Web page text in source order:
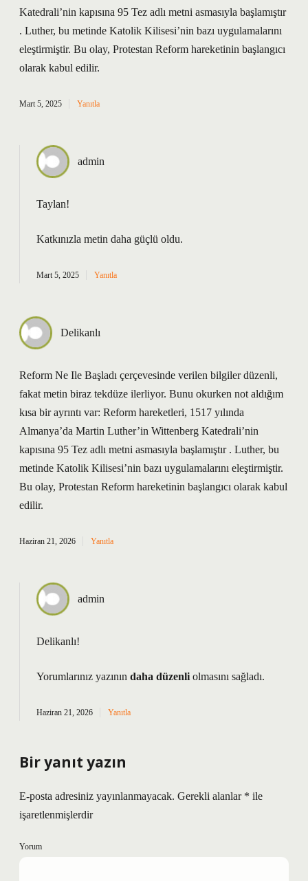
Katedrali’nin kapısına 95 Tez adlı metni asmasıyla başlamıştır
. Luther, bu metinde Katolik Kilisesi’nin bazı uygulamalarını
eleştirmiştir. Bu olay, Protestan Reform hareketinin başlangıcı
olarak kabul edilir.
Mart 5, 2025 Yanıtla
admin
Taylan!
Katkınızla metin daha güçlü oldu.
Mart 5, 2025 Yanıtla
Delikanlı
Reform Ne Ile Başladı çerçevesinde verilen bilgiler düzenli,
fakat metin biraz tekdüze ilerliyor. Bunu okurken not aldığım
kısa bir ayrıntı var: Reform hareketleri, 1517 yılında
Almanya’da Martin Luther’in Wittenberg Katedrali’nin
kapısına 95 Tez adlı metni asmasıyla başlamıştır . Luther, bu
metinde Katolik Kilisesi’nin bazı uygulamalarını eleştirmiştir.
Bu olay, Protestan Reform hareketinin başlangıcı olarak kabul
edilir.
Haziran 21, 2026 Yanıtla
admin
Delikanlı!
Yorumlarınız yazının daha düzenli olmasını sağladı.
Haziran 21, 2026 Yanıtla
Bir yanıt yazın
E-posta adresiniz yayınlanmayacak. Gerekli alanlar * ile
işaretlenmişlerdir
Yorum